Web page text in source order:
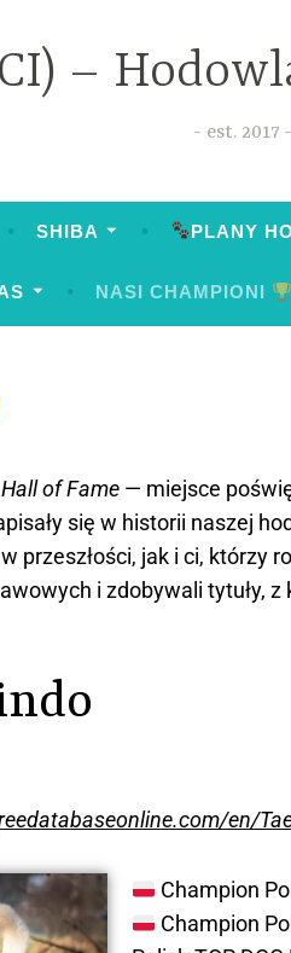
–
est. 2017
SHIBA PLANY
NASI CHAMPIONI
Hall of Fame — miejsce
się w historii naszej
przeszłości, jak i ci, którzy
i zdobywali tytuły,
en/
Champion
Champion